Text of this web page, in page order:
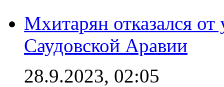
Мхитарян отказался от
Саудовской Аравии
28.9.2023, 02:05